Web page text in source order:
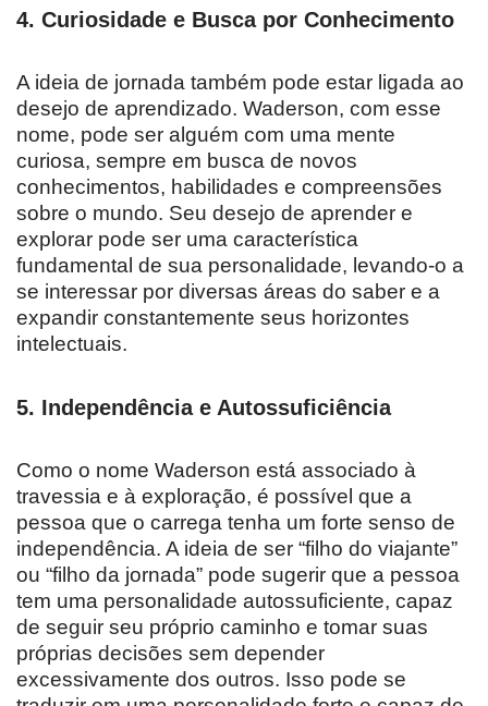
4. Curiosidade e Busca por Conhecimento
A ideia de jornada também pode estar ligada ao
desejo de aprendizado. Waderson, com esse
nome, pode ser alguém com uma mente
curiosa, sempre em busca de novos
conhecimentos, habilidades e compreensões
sobre o mundo. Seu desejo de aprender e
explorar pode ser uma característica
fundamental de sua personalidade, levando-o a
se interessar por diversas áreas do saber e a
expandir constantemente seus horizontes
intelectuais.
5. Independência e Autossuficiência
Como o nome Waderson está associado à
travessia e à exploração, é possível que a
pessoa que o carrega tenha um forte senso de
independência. A ideia de ser “filho do viajante”
ou “filho da jornada” pode sugerir que a pessoa
tem uma personalidade autossuficiente, capaz
de seguir seu próprio caminho e tomar suas
próprias decisões sem depender
excessivamente dos outros. Isso pode se